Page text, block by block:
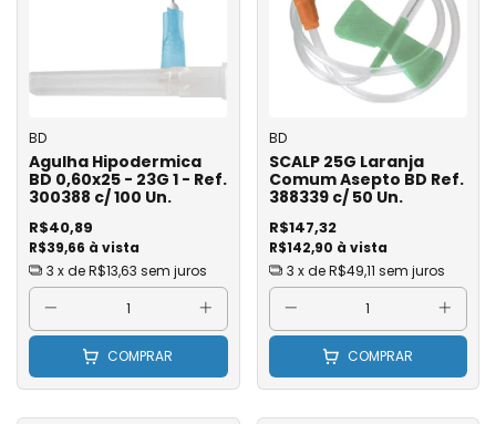
BD
Agulha Hipodermica
BD 0,60x25 - 23G 1 - Ref.
300388 c/ 100 Un.
R$39,66 à vista
R$40,89
3 x deR$13,63 sem juros
COMPRAR
BD
SCALP 25G Laranja
Comum Asepto BD Ref.
388339 c/ 50 Un.
R$142,90 à vista
R$147,32
3 x deR$49,11 sem juros
COMPRAR